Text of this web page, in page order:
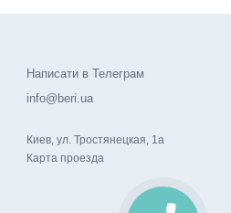
Написати в Телеграм
info@beri.ua
Киев, ул. Тростянецкая, 1а
Карта проезда